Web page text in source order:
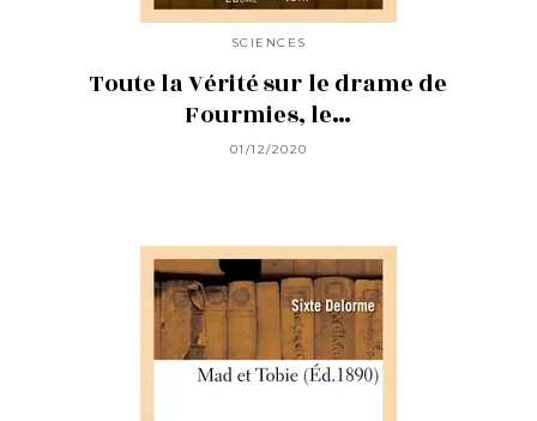
SCIENCES
Toute la Vérité sur le drame de
Fourmies, le…
01/12/2020